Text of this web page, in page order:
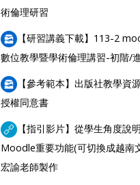
術倫理研習File
【研習講義下載】113-2
數位教學暨學術倫理講習-初階/
【參考範本】出版社教學資
授權同意書File
【指引影片】從學生角度說明
Moodle重要功能(可切換成越南
宏諭老師製作URL